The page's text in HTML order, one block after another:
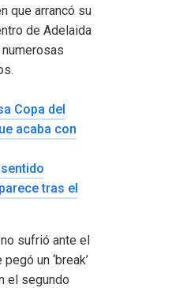
que arrancó su
de Adelaida
Copa del
acaba con
tras el
sufrió ante el
un ‘break’
el segundo